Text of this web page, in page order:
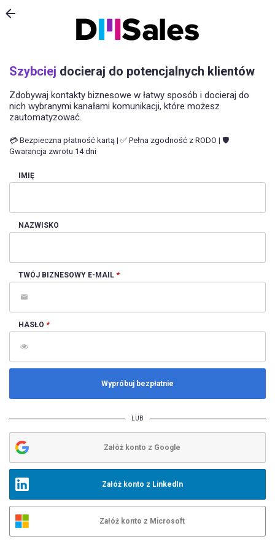
Szybciej docieraj do potencjalnych klientów
Zdobywaj kontakty biznesowe w łatwy sposób i docieraj do
nich wybranymi kanałami komunikacji, które możesz
zautomatyzować.
💳 Bezpieczna płatność kartą | ✅ Pełna zgodność z RODO | 🛡️
Gwarancja zwrotu 14 dni
IMIĘ
NAZWISKO
TWÓJ BIZNESOWY E-MAIL
HASŁO
Wypróbuj bezpłatnie
LUB
Załóż konto z Google
Załóż konto z LinkedIn
Załóż konto z Microsoft